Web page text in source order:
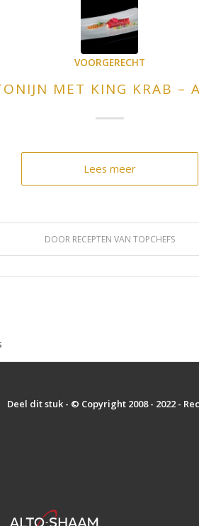
VOORGERECHT
MET KING KRAB –
Lees meer
DOOR RECEPTEN VAN TOPCHEFS
Deel dit stuk - © Copyright 2008 - 2022 -